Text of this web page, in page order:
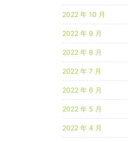
2022 年 10 月
2022 年 9 月
2022 年 8 月
2022 年 7 月
2022 年 6 月
2022 年 5 月
2022 年 4 月